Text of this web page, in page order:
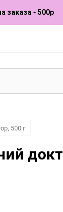
заказа - 500р
500 г